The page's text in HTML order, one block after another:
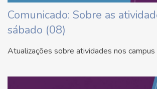
Comunicado: Sobre as
sábado (08)
Atualizações sobre atividades nos